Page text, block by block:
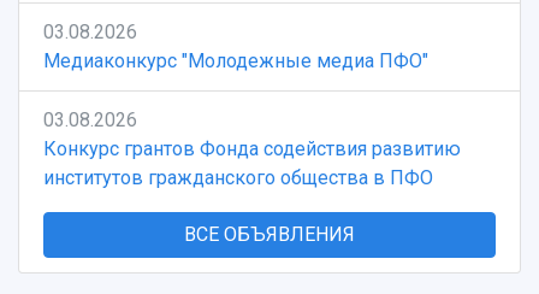
03.08.2026
Медиаконкурс "Молодежные медиа ПФО"
03.08.2026
Конкурс грантов Фонда содействия развитию
институтов гражданского общества в ПФО
ВСЕ ОБЪЯВЛЕНИЯ